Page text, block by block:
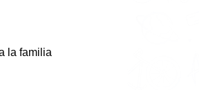
la familia